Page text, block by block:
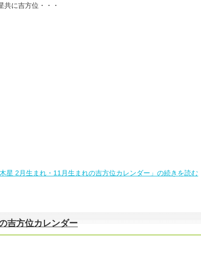
共に吉方位・・・
木星 2月生まれ・11月生まれの吉方位カレンダー」の続きを読む
吉方位カレンダー